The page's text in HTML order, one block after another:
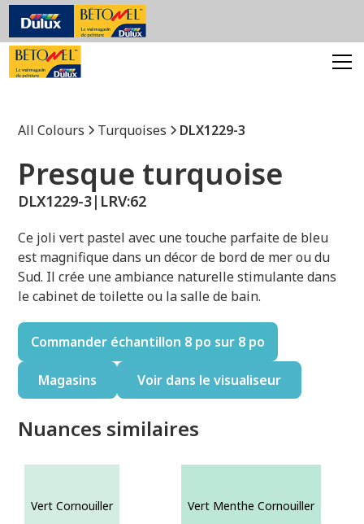
All Colours Turquoises DLX1229-3
Presque turquoise
DLX1229-3| LRV:62
Ce joli vert pastel avec une touche parfaite de bleu
est magnifique dans un décor de bord de mer ou du
Sud. Il crée une ambiance naturelle stimulante dans
le cabinet de toilette ou la salle de bain.
Commander échantillon 8 po sur 8 po
Magasins Voir dans le visualiseur
Nuances similaires
Vert Cornouiller Vert Menthe Cornouiller